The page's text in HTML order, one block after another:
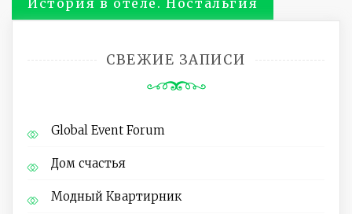
записям
СВЕЖИЕ ЗАПИСИ
Global Event Forum
Дом счастья
Модный Квартирник